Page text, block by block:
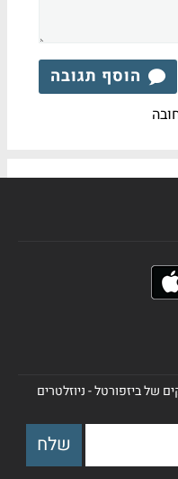
הוסף תגובה
של ביזפורטל - ניוזלטרים